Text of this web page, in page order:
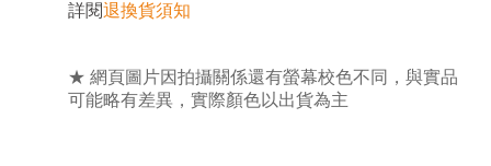
詳閱退換貨須知
★ 網頁圖片因拍攝關係還有螢幕校色不同，與實品
可能略有差異，實際顏色以出貨為主